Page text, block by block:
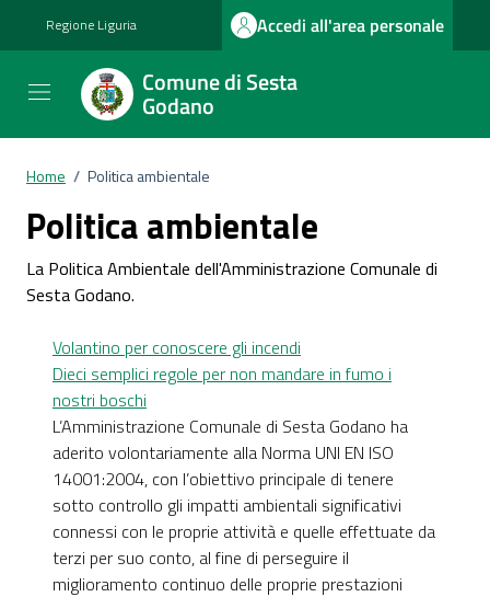
Regione Liguria Accedi all'area personale
Comune di Sesta
Godano
Home / Politica ambientale
Politica ambientale
La Politica Ambientale dell'Amministrazione Comunale di
Sesta Godano.
Volantino per conoscere gli incendi
Dieci semplici regole per non mandare in fumo i
nostri boschi
L’Amministrazione Comunale di Sesta Godano ha
aderito volontariamente alla Norma UNI EN ISO
14001:2004, con l’obiettivo principale di tenere
sotto controllo gli impatti ambientali significativi
connessi con le proprie attività e quelle effettuate da
terzi per suo conto, al fine di perseguire il
miglioramento continuo delle proprie prestazioni